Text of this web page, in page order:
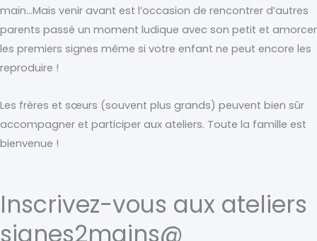
main…Mais venir avant est l’occasion de rencontrer d’autres
parents passé un moment ludique avec son petit et amorcer
les premiers signes même si votre enfant ne peut encore les
reproduire !
Les frères et sœurs (souvent plus grands) peuvent bien sûr
accompagner et participer aux ateliers. Toute la famille est
bienvenue !
Inscrivez-vous aux ateliers